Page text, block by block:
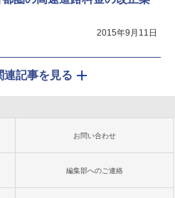
2015年9月11日
連記事を見る
お問い合わせ
編集部へのご連絡